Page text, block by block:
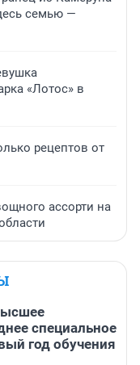
семью —
«Лотос» в
рецептов от
ассорти на
специальное
год обучения